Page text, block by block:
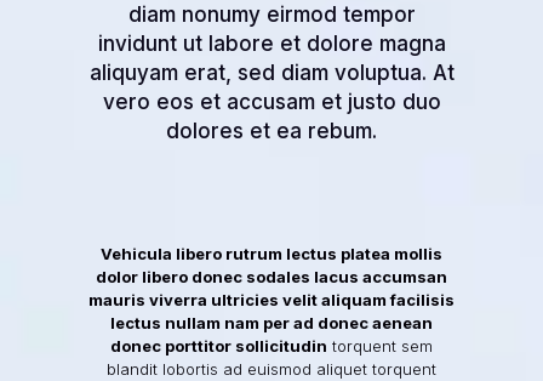
diam nonumy eirmod tempor
invidunt ut labore et dolore magna
aliquyam erat, sed diam voluptua. At
vero eos et accusam et justo duo
dolores et ea rebum.
Vehicula libero rutrum lectus platea mollis
dolor libero donec sodales lacus accumsan
mauris viverra ultricies velit aliquam facilisis
lectus nullam nam per ad donec aenean
donec porttitor sollicitudin torquent sem
blandit lobortis ad euismod aliquet torquent